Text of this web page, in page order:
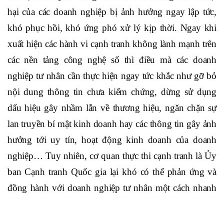
hại của các doanh nghiệp bị ảnh hưởng ngay lập tức,
khó phục hồi, khó ứng phó xử lý kịp thời. Ngay khi
xuất hiện các hành vi cạnh tranh không lành mạnh trên
các nền tảng công nghệ số thì điều mà các doanh
nghiệp tư nhân cần thực hiện ngay tức khắc như gỡ bỏ
nội dung thông tin chưa kiểm chứng, dừng sử dụng
dấu hiệu gây nhầm lẫn về thương hiệu, ngăn chặn sự
lan truyền bí mật kinh doanh hay các thông tin gây ảnh
hưởng tới uy tín, hoạt động kinh doanh của doanh
nghiệp… Tuy nhiên, cơ quan thực thi cạnh tranh là Ủy
ban Cạnh tranh Quốc gia lại khó có thể phản ứng và
đồng hành với doanh nghiệp tư nhân một cách nhanh